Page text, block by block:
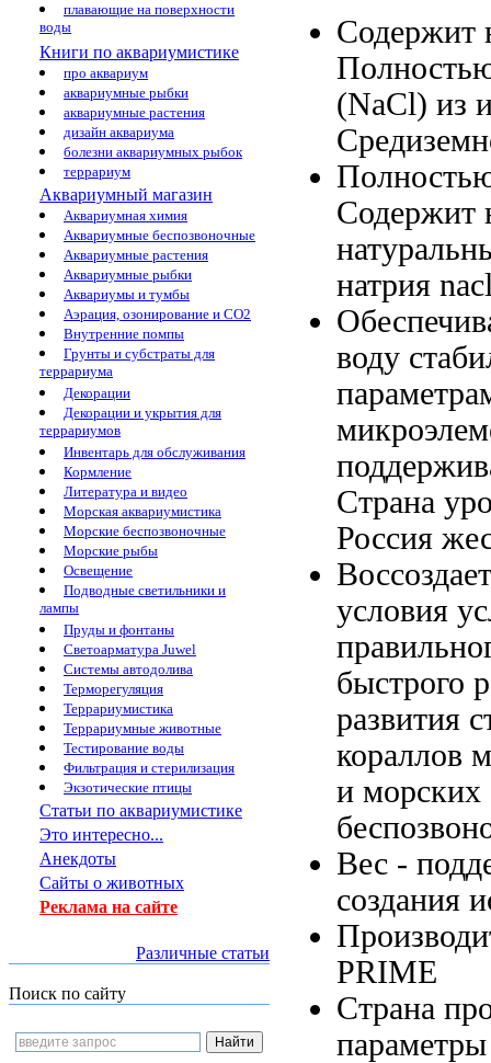
плавающие на поверхности
воды
Книги по аквариумистике
про аквариум
аквариумные рыбки
аквариумные растения
дизайн аквариума
болезни аквариумных рыбок
террариум
Аквариумный магазин
Аквариумная химия
Аквариумные беспозвоночные
Аквариумные растения
Аквариумные рыбки
Аквариумы и тумбы
Аэрация, озонирование и CO2
Внутренние помпы
Грунты и субстраты для
террариума
Декорации
Декорации и укрытия для
террариумов
Инвентарь для обслуживания
Кормление
Литература и видео
Морская аквариумистика
Морские беспозвоночные
Морские рыбы
Освещение
Подводные светильники и
лампы
Пруды и фонтаны
Светоарматура Juwel
Системы автодолива
Терморегуляция
Террариумистика
Террариумные животные
Тестирование воды
Фильтрация и стерилизация
Экзотические птицы
Статьи по аквариумистике
Это интересно...
Анекдоты
Сайты о животных
Реклама на сайте
Различные статьи
Поиск по сайту
Содержит
(NaCl) из
Содержит
натрия
воду
Страна
Россия
условия
быстрого
развития
кораллов
и морских
Вес -
создания
PRIME
Страна
параметры